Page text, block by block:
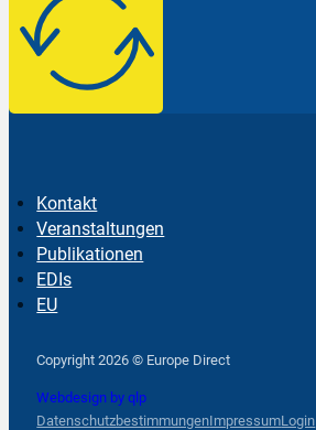
Kontakt
Veranstaltungen
Publikationen
EDIs
EU
Copyright 2026 © Europe Direct
Webdesign by qlp
DatenschutzbestimmungenImpressumLogin